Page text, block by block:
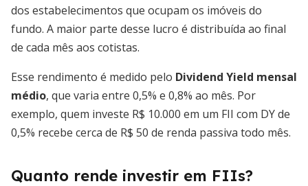
dos estabelecimentos que ocupam os imóveis do
fundo. A maior parte desse lucro é distribuída ao final
de cada mês aos cotistas.
Esse rendimento é medido pelo Dividend Yield mensal
médio, que varia entre 0,5% e 0,8% ao mês. Por
exemplo, quem investe R$ 10.000 em um FII com DY de
0,5% recebe cerca de R$ 50 de renda passiva todo mês.
Quanto rende investir em FIIs?